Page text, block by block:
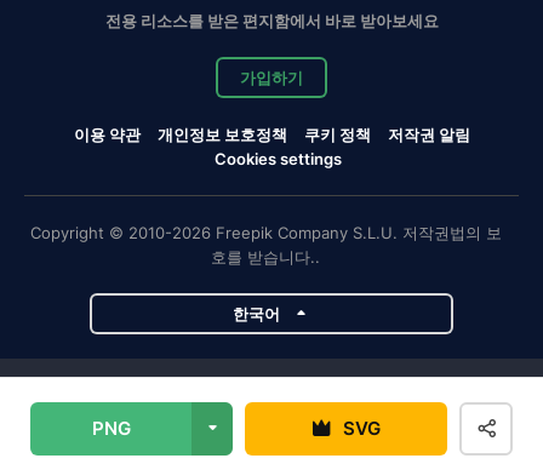
PNG SVG
전용 리소스를 받은 편지함에서 바로 받아보세요
가입하기
이용 약관 개인정보 보호정책 쿠키 정책
저작권 알림
Cookies settings
Copyright © 2010-2026 Freepik Company S.L.U. 저작권법의 보
호를 받습니다..
한국어